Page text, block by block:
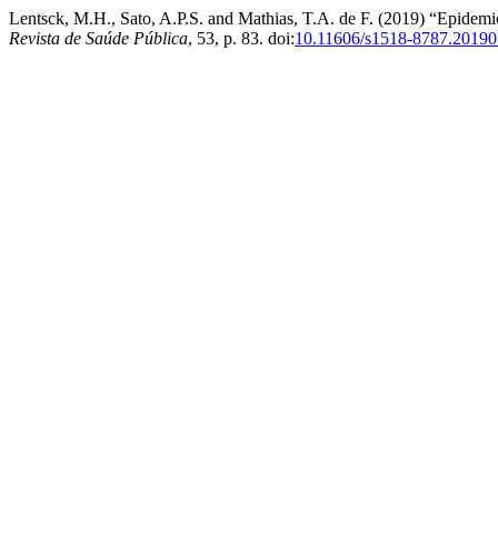
Lentsck, M.H., Sato, A.P.S. and Mathias, T.A. de F. (2019)
Revista de Saúde Pública, 53, p. 83. doi:10.11606/s1518-